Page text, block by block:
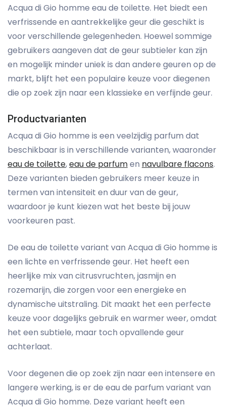
Acqua di Gio homme eau de toilette. Het biedt een
verfrissende en aantrekkelijke geur die geschikt is
voor verschillende gelegenheden. Hoewel sommige
gebruikers aangeven dat de geur subtieler kan zijn
en mogelijk minder uniek is dan andere geuren op de
markt, blijft het een populaire keuze voor diegenen
die op zoek zijn naar een klassieke en verfijnde geur.
Productvarianten
Acqua di Gio homme is een veelzijdig parfum dat
beschikbaar is in verschillende varianten, waaronder
eau de toilette,eau de parfumen navulbare flacons.
Deze varianten bieden gebruikers meer keuze in
termen van intensiteit en duur van de geur,
waardoor je kunt kiezen wat het beste bij jouw
voorkeuren past.
De eau de toilette variant van Acqua di Gio homme is
een lichte en verfrissende geur. Het heeft een
heerlijke mix van citrusvruchten, jasmijn en
rozemarijn, die zorgen voor een energieke en
dynamische uitstraling. Dit maakt het een perfecte
keuze voor dagelijks gebruik en warmer weer, omdat
het een subtiele, maar toch opvallende geur
achterlaat.
Voor degenen die op zoek zijn naar een intensere en
langere werking, is er de eau de parfum variant van
Acqua di Gio homme. Deze variant heeft een